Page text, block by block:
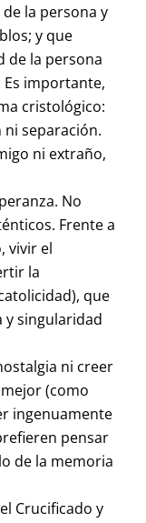
la persona y
y que
de la persona
importante,
cristológico:
separación.
ni extraño,
No
Frente a
vivir el
la
que
y singularidad
ni creer
(como
ingenuamente
pensar
de la memoria
Crucificado y